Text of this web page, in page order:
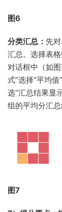
图6
分类汇总： 先
汇总。选择表
对话框中（如
式”选择“平均
选“汇总结果显
组的平均分汇总
图7